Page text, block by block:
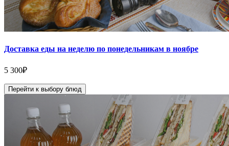
Доставка еды на неделю по понедельникам в ноябре
5 300₽
Перейти к выбору блюд